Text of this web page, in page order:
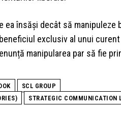
ea însăși decât să manipuleze
exclusiv al unui
manipularea par să fie
SCL GROUP
STRATEGIC COMMUNICATION